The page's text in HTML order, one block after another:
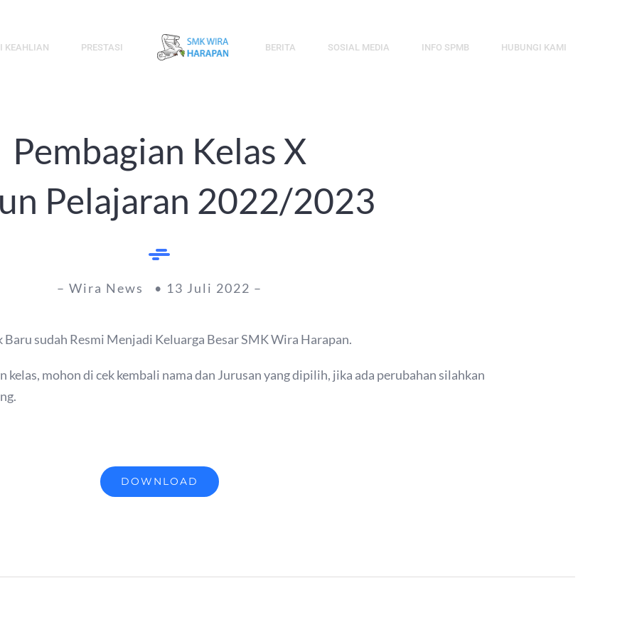
KEAHLIAN PRESTASI BERITA SOSIAL MEDIA INFO SPMB HUBUNGI KAMI
Pembagian Kelas X
Pelajaran 2022/2023
– Wira News • 13 Juli 2022 –
sudah Resmi Menjadi Keluarga Besar SMK Wira Harapan.
mohon di cek kembali nama dan Jurusan yang dipilih, jika ada perubahan silahkan
DOWNLOAD